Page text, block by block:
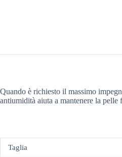
Quando è richiesto il massimo
antiumidità aiuta a mantenere la
Taglia